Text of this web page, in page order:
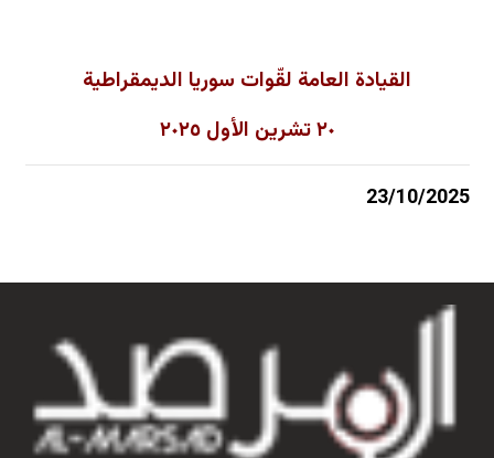
القيادة العامة لقّوات سوريا الديمقراطية
٢٠ تشرين الأول ٢٠٢٥
23/10/2025